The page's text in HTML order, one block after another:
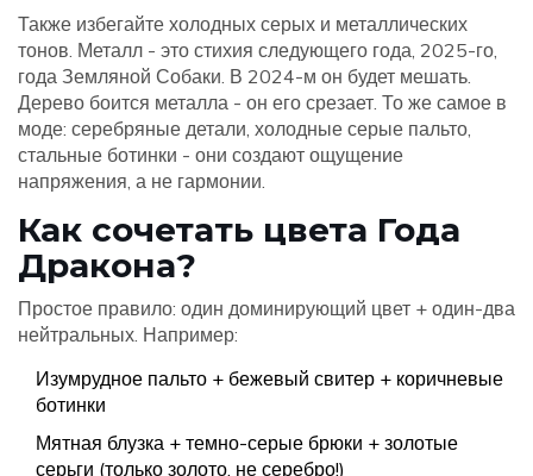
Также избегайте холодных серых и металлических
тонов. Металл - это стихия следующего года, 2025-го,
года Земляной Собаки. В 2024-м он будет мешать.
Дерево боится металла - он его срезает. То же самое в
моде: серебряные детали, холодные серые пальто,
стальные ботинки - они создают ощущение
напряжения, а не гармонии.
Как сочетать цвета Года
Дракона?
Простое правило: один доминирующий цвет + один-два
нейтральных. Например:
Изумрудное пальто + бежевый свитер + коричневые
ботинки
Мятная блузка + темно-серые брюки + золотые
серьги (только золото, не серебро!)